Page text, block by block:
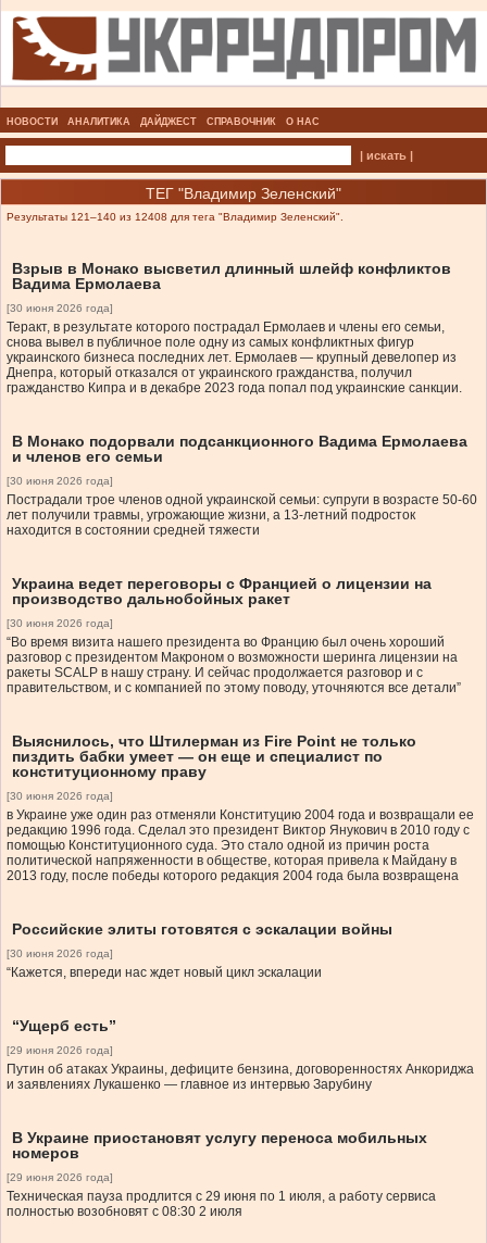
НОВОСТИ АНАЛИТИКА ДАЙДЖЕСТ СПРАВОЧНИК О НАС
| искать |
ТЕГ "Владимир Зеленский"
Результаты 121–140 из 12408 для тега "Владимир Зеленский".
Взрыв в Монако высветил длинный шлейф конфликтов
Вадима Ермолаева
[30 июня 2026 года]
Теракт, в результате которого пострадал Ермолаев и члены его семьи,
снова вывел в публичное поле одну из самых конфликтных фигур
украинского бизнеса последних лет. Ермолаев — крупный девелопер из
Днепра, который отказался от украинского гражданства, получил
гражданство Кипра и в декабре 2023 года попал под украинские санкции.
В Монако подорвали подсанкционного Вадима Ермолаева
и членов его семьи
[30 июня 2026 года]
Пострадали трое членов одной украинской семьи: супруги в возрасте 50-60
лет получили травмы, угрожающие жизни, а 13-летний подросток
находится в состоянии средней тяжести
Украина ведет переговоры с Францией о лицензии на
производство дальнобойных ракет
[30 июня 2026 года]
“Во время визита нашего президента во Францию был очень хороший
разговор с президентом Макроном о возможности шеринга лицензии на
ракеты SCALP в нашу страну. И сейчас продолжается разговор и с
правительством, и с компанией по этому поводу, уточняются все детали”
Выяснилось, что Штилерман из Fire Point не только
пиздить бабки умеет — он еще и специалист по
конституционному праву
[30 июня 2026 года]
в Украине уже один раз отменяли Конституцию 2004 года и возвращали ее
редакцию 1996 года. Сделал это президент Виктор Янукович в 2010 году с
помощью Конституционного суда. Это стало одной из причин роста
политической напряженности в обществе, которая привела к Майдану в
2013 году, после победы которого редакция 2004 года была возвращена
Российские элиты готовятся с эскалации войны
[30 июня 2026 года]
“Кажется, впереди нас ждет новый цикл эскалации
“Ущерб есть”
[29 июня 2026 года]
Путин об атаках Украины, дефиците бензина, договоренностях Анкориджа
и заявлениях Лукашенко — главное из интервью Зарубину
В Украине приостановят услугу переноса мобильных
номеров
[29 июня 2026 года]
Техническая пауза продлится с 29 июня по 1 июля, а работу сервиса
полностью возобновят с 08:30 2 июля